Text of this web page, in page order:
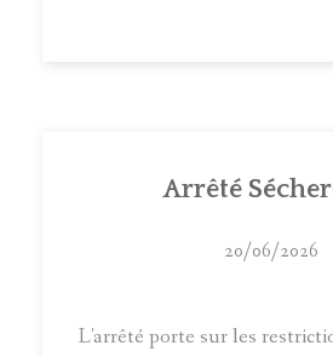
Arrêté
20/06/2026
L'arrêté porte sur les